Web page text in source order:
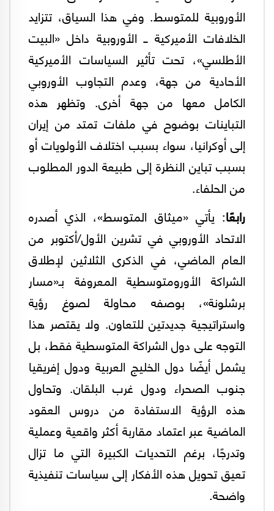
الأوروبية للمتوسط. وفي هذا السياق، تتزايد
الخلافات الأميركية ــ الأوروبية داخل «البيت
الأطلسي»، تحت تأثير السياسات الأميركية
الأحادية من جهة، وعدم التجاوب الأوروبي
الكامل معها من جهة أخرى. وتظهر هذه
التباينات بوضوح في ملفات تمتد من إيران
إلى أوكرانيا، سواء بسبب اختلاف الأولويات أو
بسبب تباين النظرة إلى طبيعة الدور المطلوب
من الحلفاء.
رابعًا: يأتي «ميثاق المتوسط»، الذي أصدره
الاتحاد الأوروبي في تشرين الأول/أكتوبر من
العام الماضي، في الذكرى الثلاثين لإطلاق
الشراكة الأورومتوسطية المعروفة بـ«مسار
برشلونة»، بوصفه محاولة لصوغ رؤية
واستراتيجية جديدتين للتعاون. ولا يقتصر هذا
التوجه على دول الشراكة المتوسطية فقط، بل
يشمل أيضًا دول الخليج العربية ودول إفريقيا
جنوب الصحراء ودول غرب البلقان. وتحاول
هذه الرؤية الاستفادة من دروس العقود
الماضية عبر اعتماد مقاربة أكثر واقعية وعملية
وتدرجًا، برغم التحديات الكبيرة التي ما تزال
تعيق تحويل هذه الأفكار إلى سياسات تنفيذية
واضحة.